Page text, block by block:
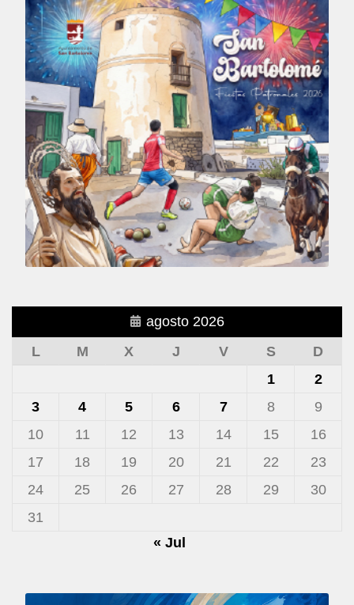
agosto 2026
L
M X J V S
D
1
2
3
4 5 6 7 8
9
10
11 12 13 14 15
16
17
18 19 20 21 22
23
24
25 26 27 28 29
30
31
« Jul